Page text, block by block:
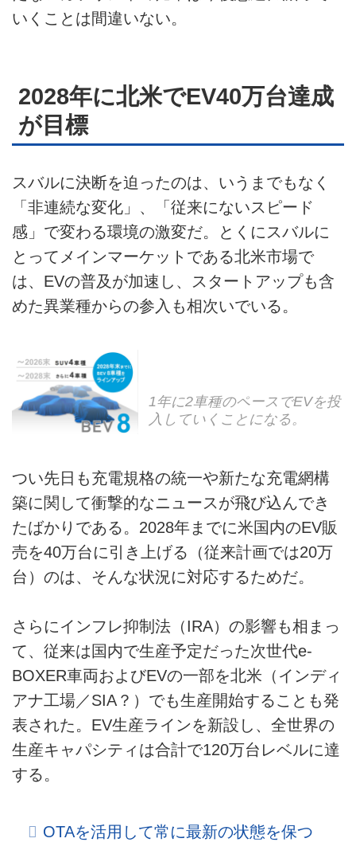
いくことは間違いない。
2028年に北米でEV40万台達成
が目標
スバルに決断を迫ったのは、いうまでもなく
「非連続な変化」、「従来にないスピード
感」で変わる環境の激変だ。とくにスバルに
とってメインマーケットである北米市場で
は、EVの普及が加速し、スタートアップも含
めた異業種からの参入も相次いでいる。
1年に2車種のペースでEVを投
入していくことになる。
つい先日も充電規格の統一や新たな充電網構
築に関して衝撃的なニュースが飛び込んでき
たばかりである。2028年までに米国内のEV販
売を40万台に引き上げる（従来計画では20万
台）のは、そんな状況に対応するためだ。
さらにインフレ抑制法（IRA）の影響も相まっ
て、従来は国内で生産予定だった次世代e-
BOXER車両およびEVの一部を北米（インディ
アナ工場／SIA？）でも生産開始することも発
表された。EV生産ラインを新設し、全世界の
生産キャパシティは合計で120万台レベルに達
する。
OTAを活用して常に最新の状態を保つ